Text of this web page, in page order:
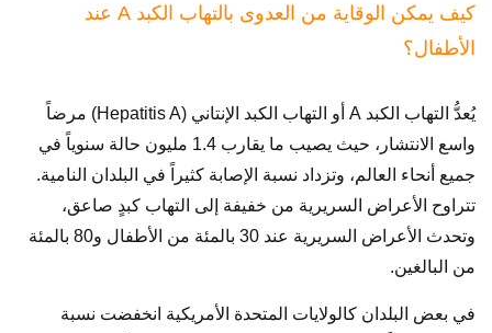
كيف يمكن الوقاية من العدوى بالتهاب الكبد A عند
الأطفال؟
يُعدُّ التهاب الكبد A أو التهاب الكبد الإنتاني (Hepatitis A) مرضاً
واسع الانتشار، حيث يصيب ما يقارب 1.4 مليون حالة سنوياً في
جميع أنحاء العالم، وتزداد نسبة الإصابة كثيراً في البلدان النامية.
تتراوح الأعراض السريرية من خفيفة إلى التهاب كبدٍ صاعق،
وتحدث الأعراض السريرية عند 30 بالمئة من الأطفال و80 بالمئة
من البالغين.
في بعض البلدان كالولايات المتحدة الأمريكية انخفضت نسبة